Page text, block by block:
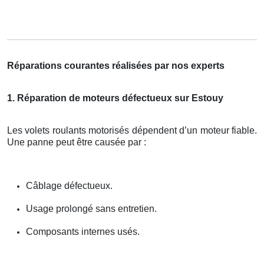
Réparations courantes réalisées par nos experts
1. Réparation de moteurs défectueux sur Estouy
Les volets roulants motorisés dépendent d’un moteur fiable.
Une panne peut être causée par :
Câblage défectueux.
Usage prolongé sans entretien.
Composants internes usés.